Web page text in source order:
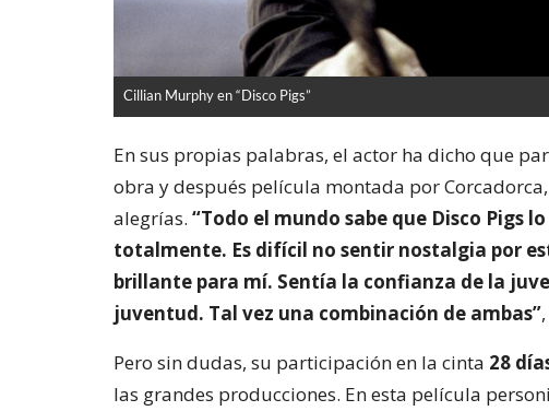
Cillian Murphy en “Disco Pigs”
En sus propias palabras, el actor ha dicho que
obra y después película montada por
alegrías. “Todo el mundo sabe que Disco Pigs
totalmente. Es difícil no sentir nostalgia por
brillante para mí. Sentía la confianza de la
juventud. Tal vez una combinación de ambas”
Pero sin dudas, su participación en la cinta 28
las grandes producciones. En esta película